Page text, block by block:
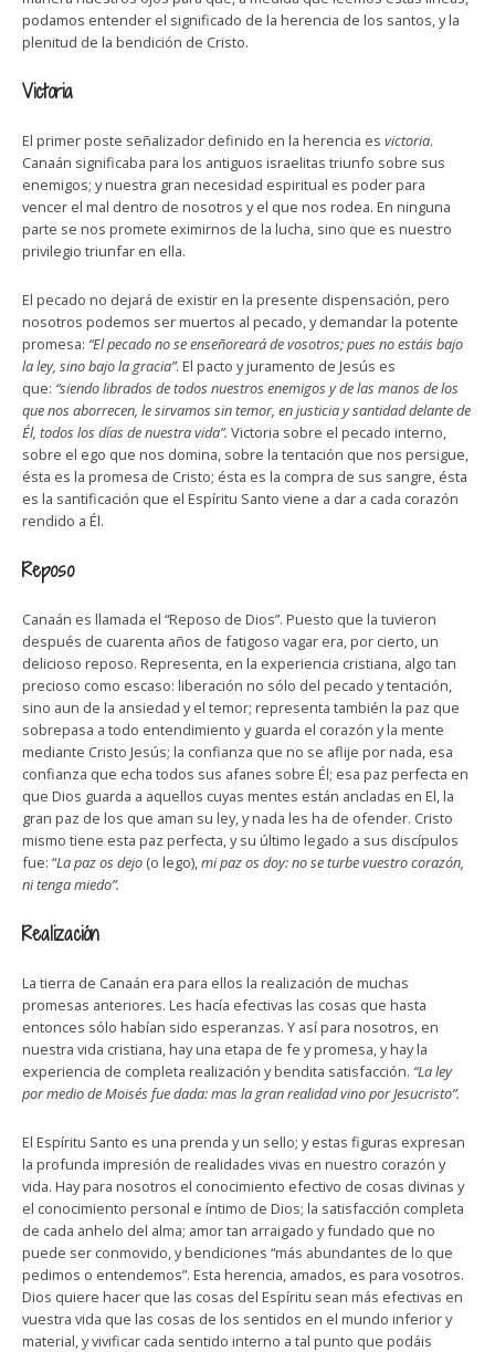
podamos entender el significado de la herencia de los santos, y la
plenitud de la bendición de Cristo.
Victoria
El primer poste señalizador definido en la herencia es victoria.
Canaán significaba para los antiguos israelitas triunfo sobre sus
enemigos; y nuestra gran necesidad espiritual es poder para
vencer el mal dentro de nosotros y el que nos rodea. En ninguna
parte se nos promete eximirnos de la lucha, sino que es nuestro
privilegio triunfar en ella.
El pecado no dejará de existir en la presente dispensación, pero
nosotros podemos ser muertos al pecado, y demandar la potente
promesa: “El pecado no se enseñoreará de vosotros; pues no estáis bajo
la ley, sino bajo la gracia”. El pacto y juramento de Jesús es
que: “siendo librados de todos nuestros enemigos y de las manos de los
que nos aborrecen, le sirvamos sin temor, en justicia y santidad delante de
Él, todos los días de nuestra vida”. Victoria sobre el pecado interno,
sobre el ego que nos domina, sobre la tentación que nos persigue,
ésta es la promesa de Cristo; ésta es la compra de sus sangre, ésta
es la santificación que el Espíritu Santo viene a dar a cada corazón
rendido a Él.
Reposo
Canaán es llamada el “Reposo de Dios”. Puesto que la tuvieron
después de cuarenta años de fatigoso vagar era, por cierto, un
delicioso reposo. Representa, en la experiencia cristiana, algo tan
precioso como escaso: liberación no sólo del pecado y tentación,
sino aun de la ansiedad y el temor; representa también la paz que
sobrepasa a todo entendimiento y guarda el corazón y la mente
mediante Cristo Jesús; la confianza que no se aflije por nada, esa
confianza que echa todos sus afanes sobre Él; esa paz perfecta en
que Dios guarda a aquellos cuyas mentes están ancladas en El, la
gran paz de los que aman su ley, y nada les ha de ofender. Cristo
mismo tiene esta paz perfecta, y su último legado a sus discípulos
fue: “La paz os dejo (o lego),mi paz os doy: no se turbe vuestro corazón,
ni tenga miedo”.
Realización
La tierra de Canaán era para ellos la realización de muchas
promesas anteriores. Les hacía efectivas las cosas que hasta
entonces sólo habían sido esperanzas. Y así para nosotros, en
nuestra vida cristiana, hay una etapa de fe y promesa, y hay la
experiencia de completa realización y bendita satisfacción. “La ley
por medio de Moisés fue dada: mas la gran realidad vino por Jesucristo”.
El Espíritu Santo es una prenda y un sello; y estas figuras expresan
la profunda impresión de realidades vivas en nuestro corazón y
vida. Hay para nosotros el conocimiento efectivo de cosas divinas y
el conocimiento personal e íntimo de Dios; la satisfacción completa
de cada anhelo del alma; amor tan arraigado y fundado que no
puede ser conmovido, y bendiciones “más abundantes de lo que
pedimos o entendemos”. Esta herencia, amados, es para vosotros.
Dios quiere hacer que las cosas del Espíritu sean más efectivas en
vuestra vida que las cosas de los sentidos en el mundo inferior y
material, y vivificar cada sentido interno a tal punto que podáis